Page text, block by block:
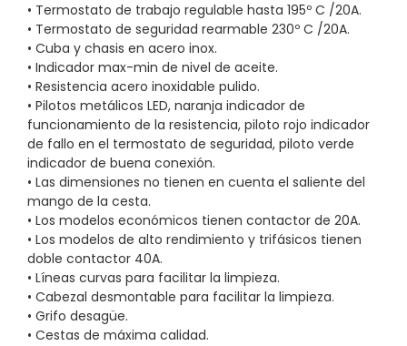
• Termostato de trabajo regulable hasta 195º C /20A.
• Termostato de seguridad rearmable 230º C /20A.
• Cuba y chasis en acero inox.
• Indicador max-min de nivel de aceite.
• Resistencia acero inoxidable pulido.
• Pilotos metálicos LED, naranja indicador de
funcionamiento de la resistencia, piloto rojo indicador
de fallo en el termostato de seguridad, piloto verde
indicador de buena conexión.
• Las dimensiones no tienen en cuenta el saliente del
mango de la cesta.
• Los modelos económicos tienen contactor de 20A.
• Los modelos de alto rendimiento y trifásicos tienen
doble contactor 40A.
• Líneas curvas para facilitar la limpieza.
• Cabezal desmontable para facilitar la limpieza.
• Grifo desagüe.
• Cestas de máxima calidad.